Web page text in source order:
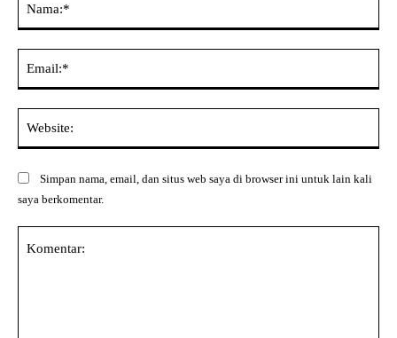
Simpan nama, email, dan situs web saya di browser ini untuk lain kali
saya berkomentar.